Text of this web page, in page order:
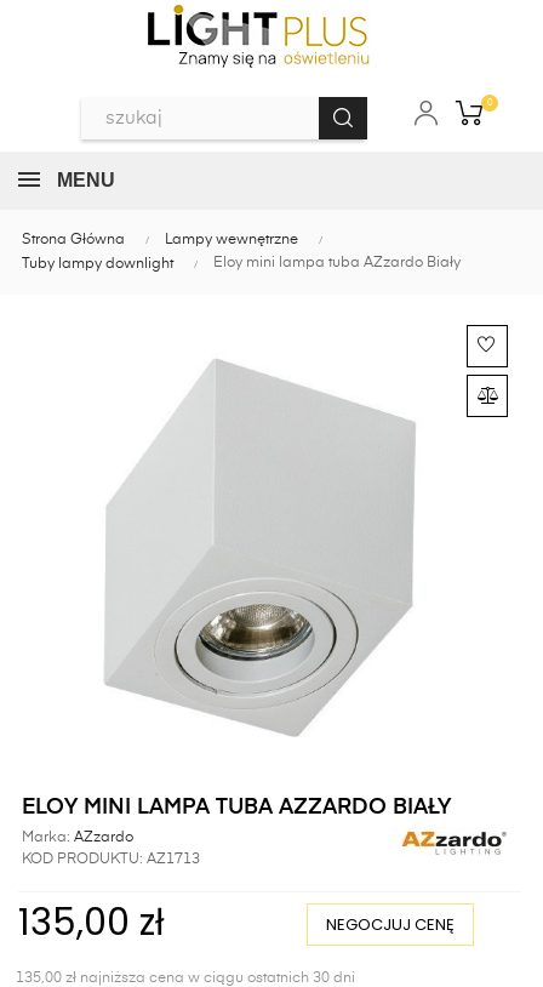
0
MENU
Strona Główna
Lampy wewnętrzne
Tuby lampy downlight
Eloy mini lampa tuba AZzardo Biały
ELOY MINI LAMPA TUBA AZZARDO BIAŁY
Marka: AZzardo
KOD PRODUKTU: AZ1713
135,00 zł NEGOCJUJ CENĘ
135,00 zł najniższa cena w ciągu ostatnich 30 dni